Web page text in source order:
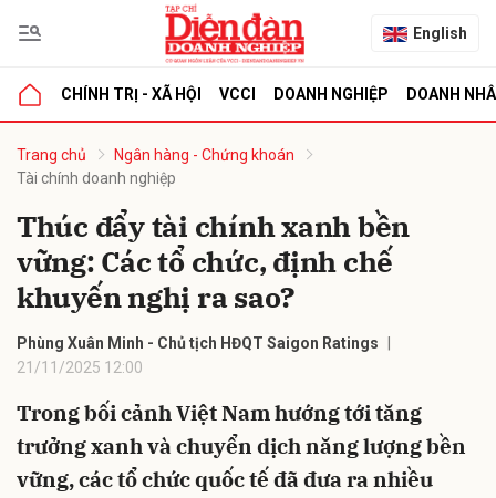
English
CHÍNH TRỊ - XÃ HỘI VCCI DOANH NGHIỆP DOANH
Trang chủ
Ngân hàng - Chứng khoán
Tài chính doanh nghiệp
Thúc đẩy tài chính xanh bền
vững: Các tổ chức, định chế
khuyến nghị ra sao?
Phùng Xuân Minh - Chủ tịch HĐQT Saigon Ratings
21/11/2025 12:00
Trong bối cảnh Việt Nam hướng tới tăng
trưởng xanh và chuyển dịch năng lượng bền
vững, các tổ chức quốc tế đã đưa ra nhiều
luận